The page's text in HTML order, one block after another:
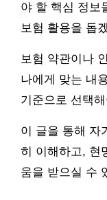
야 할 핵심 정보
보험 활용을 돕
보험 약관이나
나에게 맞는 내
기준으로 선택
이 글을 통해 자
히 이해하고, 현
움을 받으실 수